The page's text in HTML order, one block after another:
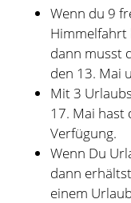
Wenn du 9
Himmelfahrt
dann musst
den 13. Mai
Mit 3
17. Mai hast
Verfügung.
Wenn Du
dann
einem